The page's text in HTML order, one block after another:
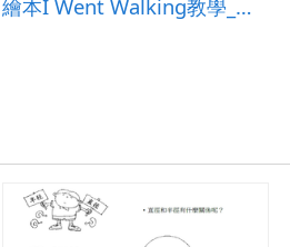
繪本I Went Walking教學_教案